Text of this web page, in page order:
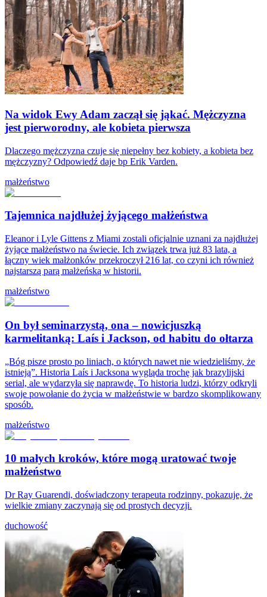
Na widok Ewy Adam zaczął się jąkać. Mężczyzna
jest pierworodny, ale kobieta pierwsza
Dlaczego mężczyzna czuje się niepełny bez kobiety, a kobieta bez
mężczyzny? Odpowiedź daje bp Erik Varden.
małżeństwo
Tajemnica najdłużej żyjącego małżeństwa
Eleanor i Lyle Gittens z Miami zostali oficjalnie uznani za najdłużej
żyjące małżeństwo na świecie. Ich związek trwa już 83 lata, a
łączny wiek małżonków przekroczył 216 lat, co czyni ich również
najstarszą parą małżeńską w historii.
małżeństwo
On był seminarzystą, ona – nowicjuszką
karmelitanką: Laís i Jackson, od habitu do ołtarza
„Bóg pisze prosto po liniach, o których nawet nie wiedzieliśmy, że
istnieją”. Historia Laís i Jacksona wygląda trochę jak brazylijski
serial, ale wydarzyła się naprawdę. To historia ludzi, którzy odkryli
swoje powołanie do życia w małżeństwie w bardzo skomplikowany
sposób.
małżeństwo
10 małych kroków, które mogą uratować twoje
małżeństwo
Dr Ray Guarendi, doświadczony terapeuta rodzinny, pokazuje, że
wielkie zmiany zaczynają się od prostych decyzji.
duchowość